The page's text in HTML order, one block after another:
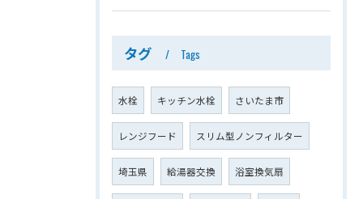
タグ Tags
水栓 キッチン水栓 さいたま市
レンジフード スリム型ノンフィルター
埼玉県 給湯器交換 浴室換気扇